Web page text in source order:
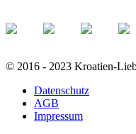
© 2016 - 2023 Kroatien-
Datenschutz
AGB
Impressum